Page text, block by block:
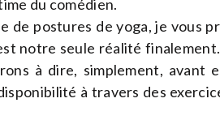
du comédien.
de postures de yoga, je vous
notre seule réalité
à dire, simplement, avant
à travers des